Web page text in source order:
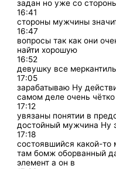
задан но уже со
16:41
стороны мужчины
16:47
вопросы так как они
найти хорошую
16:52
девушку все
17:05
зарабатываю Ну
самом деле очень
17:12
увязаны понятии в
достойный мужчина Ну
17:18
состоявшийся какой-то
там бомж оборванный
элемент а он в